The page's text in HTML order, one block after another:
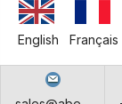
English Français